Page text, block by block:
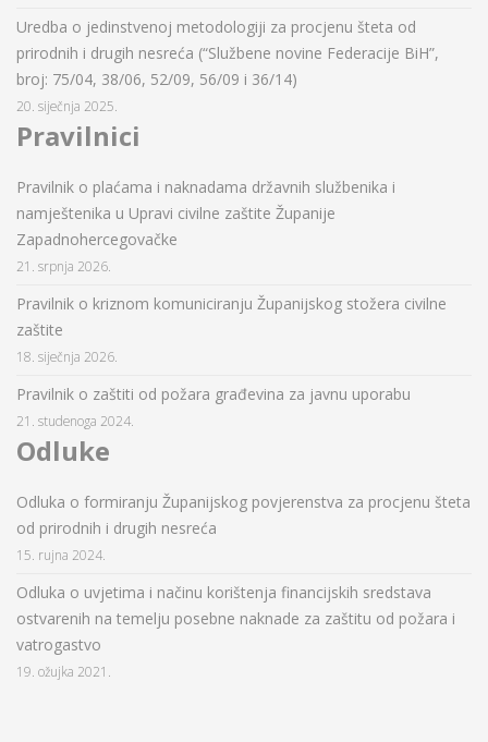
Uredba o jedinstvenoj metodologiji za procjenu šteta od
prirodnih i drugih nesreća (“Službene novine Federacije BiH”,
broj: 75/04, 38/06, 52/09, 56/09 i 36/14)
20. siječnja 2025.
Pravilnici
Pravilnik o plaćama i naknadama državnih službenika i
namještenika u Upravi civilne zaštite Županije
Zapadnohercegovačke
21. srpnja 2026.
Pravilnik o kriznom komuniciranju Županijskog stožera civilne
zaštite
18. siječnja 2026.
Pravilnik o zaštiti od požara građevina za javnu uporabu
21. studenoga 2024.
Odluke
Odluka o formiranju Županijskog povjerenstva za procjenu šteta
od prirodnih i drugih nesreća
15. rujna 2024.
Odluka o uvjetima i načinu korištenja financijskih sredstava
ostvarenih na temelju posebne naknade za zaštitu od požara i
vatrogastvo
19. ožujka 2021.